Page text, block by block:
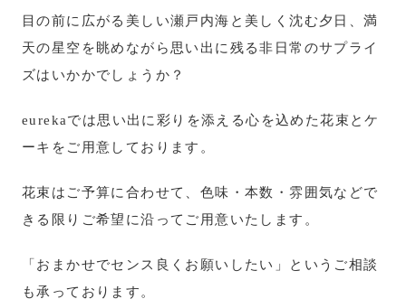
目の前に広がる美しい瀬戸内海と美しく沈む夕日、満
天の星空を眺めながら思い出に残る非日常のサプライ
ズはいかかでしょうか？
eurekaでは思い出に彩りを添える心を込めた花束とケ
ーキをご用意しております。
花束はご予算に合わせて、色味・本数・雰囲気などで
きる限りご希望に沿ってご用意いたします。
「おまかせでセンス良くお願いしたい」というご相談
も承っております。